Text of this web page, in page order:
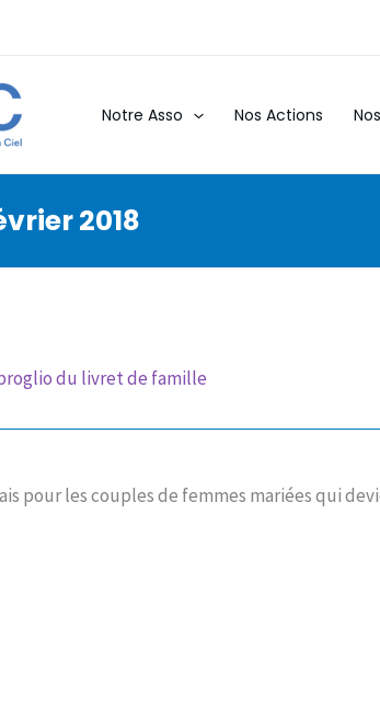
Notre Asso Nos Actions
2018
du livret de famille
pour les couples de femmes mariées qui